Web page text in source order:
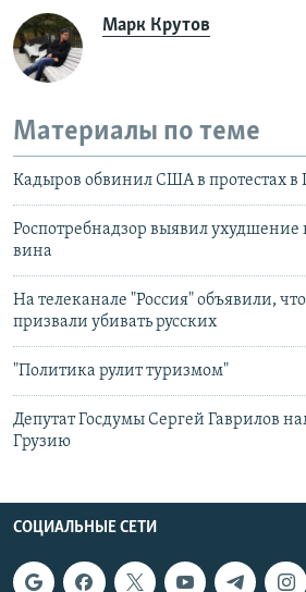
Марк Крутов
Материалы по теме
Кадыров обвинил США в протестах в
Роспотребнадзор выявил ухудшение
вина
На телеканале "Россия" объявили,
призвали убивать русских
"Политика рулит туризмом"
Депутат Госдумы Сергей Гаврилов
Грузию
СОЦИАЛЬНЫЕ СЕТИ